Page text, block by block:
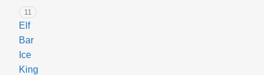
11
Elf
Bar
Ice
King